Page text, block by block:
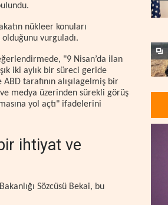
nükleer konuları
vurguladı.
"9 Nisan’da ilan
iki aylık bir süreci geride
tarafının alışılagelmiş bir
medya üzerinden sürekli görüş
yol açtı" ifadelerini
ihtiyat ve
Sözcüsü Bekai, bu